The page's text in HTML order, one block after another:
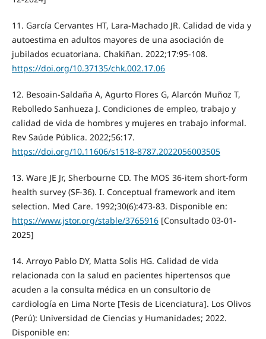
11. García Cervantes HT, Lara-Machado JR. Calidad de vida y
autoestima en adultos mayores de una asociación de
jubilados ecuatoriana. Chakiñan. 2022;17:95-108.
https://doi.org/10.37135/chk.002.17.06
12. Besoain-Saldaña A, Agurto Flores G, Alarcón Muñoz T,
Rebolledo Sanhueza J. Condiciones de empleo, trabajo y
calidad de vida de hombres y mujeres en trabajo informal.
Rev Saúde Pública. 2022;56:17.
https://doi.org/10.11606/s1518-8787.2022056003505
13. Ware JE Jr, Sherbourne CD. The MOS 36-item short-form
health survey (SF-36). I. Conceptual framework and item
selection. Med Care. 1992;30(6):473-83. Disponible en:
https://www.jstor.org/stable/3765916[Consultado 03-01-
2025]
14. Arroyo Pablo DY, Matta Solis HG. Calidad de vida
relacionada con la salud en pacientes hipertensos que
acuden a la consulta médica en un consultorio de
cardiología en Lima Norte [Tesis de Licenciatura]. Los Olivos
(Perú): Universidad de Ciencias y Humanidades; 2022.
Disponible en: